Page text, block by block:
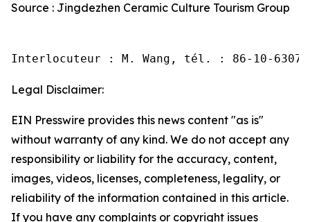
Source : Jingdezhen Ceramic Culture Tourism Group
Interlocuteur : M. Wang, tél. : 86-10-
Legal Disclaimer:
EIN Presswire provides this news content "as is"
without warranty of any kind. We do not accept any
responsibility or liability for the accuracy, content,
images, videos, licenses, completeness, legality, or
reliability of the information contained in this article.
If you have any complaints or copyright issues